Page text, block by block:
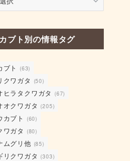
ブト別の情報タグ
ブト (63)
クワガタ (50)
ヒラタクワガタ (67)
オクワガタ (205)
カブト (60)
ワガタ (80)
ムグリ他 (85)
リクワガタ (303)